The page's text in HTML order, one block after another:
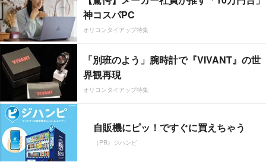
神コスパPC
オリコンタイアップ特集
「別班のよう」腕時計で『VIVANT』の世
界観再現
オリコンタイアップ特集
自販機にピッ！ですぐに買えちゃう
（PR）ジハンピ